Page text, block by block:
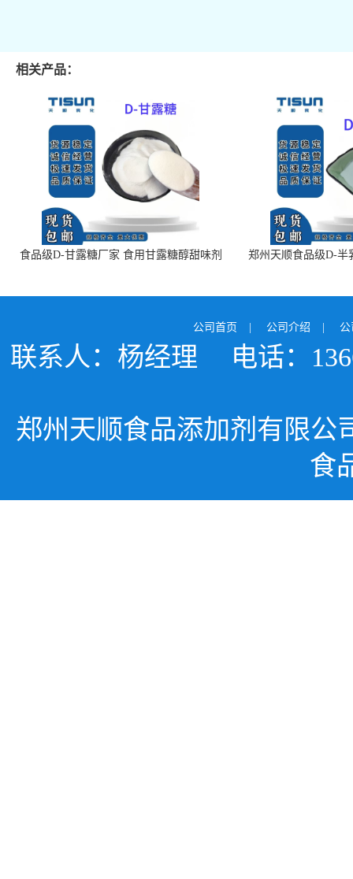
相关产品：
食品级D-甘露糖厂家 食用甘露糖醇甜味剂
郑州天顺食品级D-半
公司首页 | 公司介绍 |
联系人：杨经理 电话：
郑州天顺食品添加剂有限公
食